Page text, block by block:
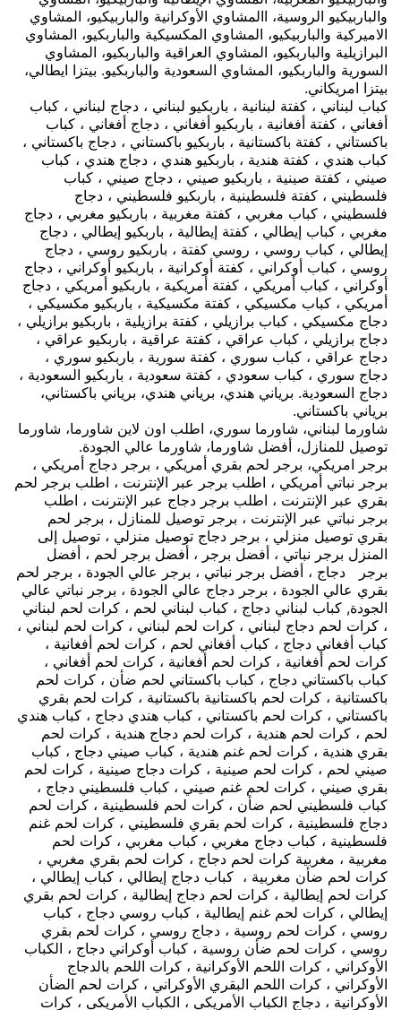
والباربيكيو الروسية، االمشاوي الأوكرانية والباربيكيو، المشاوي
الاميركية والباربيكيو، المشاوي المكسيكية والباربكيو، المشاوي
البرازيلية والباربكيو، المشاوي العراقية والباربكيو، المشاوي
السورية والباربكيو، المشاوي السعودية والباربكيو. بيتزا ايطالي،
بيتزا امريكاني.
كباب لبناني ، كفتة لبنانية ، باربكيو لبناني ، دجاج لبناني ، كباب
أفغاني ، كفتة أفغانية ، باربكيو أفغاني ، دجاج أفغاني ، كباب
باكستاني ، كفتة باكستانية ، باربكيو باكستاني ، دجاج باكستاني ،
كباب هندي ، كفتة هندية ، باربكيو هندي ، دجاج هندي ، كباب
صيني ، كفتة صينية ، باربكيو صيني ، دجاج صيني ، كباب
فلسطيني ، كفتة فلسطينية ، باربكيو فلسطيني ، دجاج
فلسطيني ، كباب مغربي ، كفتة مغربية ، باربكيو مغربي ، دجاج
مغربي ، كباب إيطالي ، كفتة إيطالية ، باربكيو إيطالي ، دجاج
إيطالي ، كباب روسي ، روسي كفتة ، باربكيو روسي ، دجاج
روسي ، كباب أوكراني ، كفتة أوكرانية ، باربكيو أوكراني ، دجاج
أوكراني ، كباب أمريكي ، كفتة أمريكية ، باربكيو أمريكي ، دجاج
أمريكي ، كباب مكسيكي ، كفتة مكسيكية ، باربكيو مكسيكي ،
دجاج مكسيكي ، كباب برازيلي ، كفتة برازيلية ، باربكيو برازيلي ،
دجاج برازيلي ، كباب عراقي ، كفتة عراقية ، باربكيو عراقي ،
دجاج عراقي ، كباب سوري ، كفتة سورية ، باربكيو سوري ،
دجاج سوري ، كباب سعودي ، كفتة سعودية ، باربكيو السعودية ،
دجاج السعودية. برياني هندي، برياني هندي، برياني باكستاني،
برياني باكستاني.
شاورما لبناني، شاورما سوري، اطلب اون لاين شاورما، شاورما
توصيل للمنازل، أفضل شاورما، شاورما عالي الجودة.
برجر امريكي، برجر لحم بقري أمريكي ، برجر دجاج أمريكي ،
برجر نباتي أمريكي ، اطلب برجر عبر الإنترنت ، اطلب برجر لحم
بقري عبر الإنترنت ، اطلب برجر دجاج عبر الإنترنت ، اطلب
برجر نباتي عبر الإنترنت ، برجر توصيل للمنازل ، برجر لحم
بقري توصيل منزلي ، برجر دجاج توصيل منزلي ، توصيل إلى
المنزل برجر نباتي ، أفضل برجر ، أفضل برجر لحم ، أفضل
برجر دجاج ، أفضل برجر نباتي ، برجر عالي الجودة ، برجر لحم
بقري عالي الجودة ، برجر دجاج عالي الجودة ، برجر نباتي عالي
الجودة, كباب لبناني دجاج ، كباب لبناني لحم ، كرات لحم لبناني
، كرات لحم دجاج لبناني ، كرات لحم لبناني ، كرات لحم لبناني ،
كباب أفغاني دجاج ، كباب أفغاني لحم ، كرات لحم أفغانية ،
كرات لحم أفغانية ، كرات لحم أفغانية ، كرات لحم أفغاني ،
كباب باكستاني دجاج ، كباب باكستاني لحم ضأن ، كرات لحم
باكستانية ، كرات لحم باكستانية باكستانية ، كرات لحم بقري
باكستاني ، كرات لحم باكستاني ، كباب هندي دجاج ، كباب هندي
لحم ، كرات لحم هندية ، كرات لحم دجاج هندية ، كرات لحم
بقري هندية ، كرات لحم غنم هندية ، كباب صيني دجاج ، كباب
صيني لحم ، كرات لحم صينية ، كرات دجاج صينية ، كرات لحم
بقري صيني ، كرات لحم غنم صيني ، كباب فلسطيني دجاج ،
كباب فلسطيني لحم ضأن ، كرات لحم فلسطينية ، كرات لحم
دجاج فلسطينية ، كرات لحم بقري فلسطيني ، كرات لحم غنم
فلسطينية ، كباب دجاج مغربي ، كباب مغربي ، كرات لحم
مغربية ، مغربية كرات لحم دجاج ، كرات لحم بقري مغربي ،
كرات لحم ضأن مغربية ، كباب دجاج إيطالي ، كباب إيطالي ،
كرات لحم إيطالية ، كرات لحم دجاج إيطالية ، كرات لحم بقري
إيطالي ، كرات لحم غنم إيطالية ، كباب روسي دجاج ، كباب
روسي ، كرات لحم روسية ، دجاج روسي ، كرات لحم بقري
روسي ، كرات لحم ضأن روسية ، كباب أوكراني دجاج ، الكباب
الأوكراني ، كرات اللحم الأوكرانية ، كرات اللحم بالدجاج
الأوكراني ، كرات اللحم البقري الأوكراني ، كرات لحم الضأن
الأوكرانية ، دجاج الكباب الأمريكي ، الكباب الأمريكي ، كرات